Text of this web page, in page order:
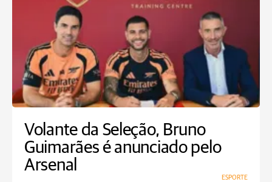
Volante da Seleção, Bruno
Guimarães é anunciado pelo
Arsenal
ESPORTE